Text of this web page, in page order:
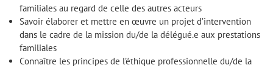
familiales au regard de celle des autres acteurs
Savoir élaborer et mettre en œuvre un projet d’intervention
dans le cadre de la mission du/de la délégué.e aux prestations
familiales
Connaître les principes de l’éthique professionnelle du/de la